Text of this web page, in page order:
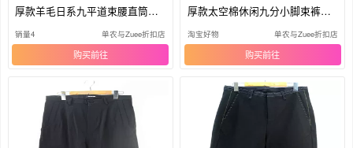
厚款羊毛日系九平道束腰直筒长
裤男
销量4 单农与Zuee折扣店
购买
厚款太空棉休闲九分小脚束裤日
系灌
淘宝好物 单农与Zuee折扣店
购买